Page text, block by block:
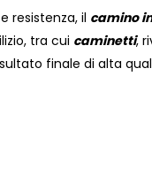
resistenza, il camino
tra cui caminetti,
finale di alta